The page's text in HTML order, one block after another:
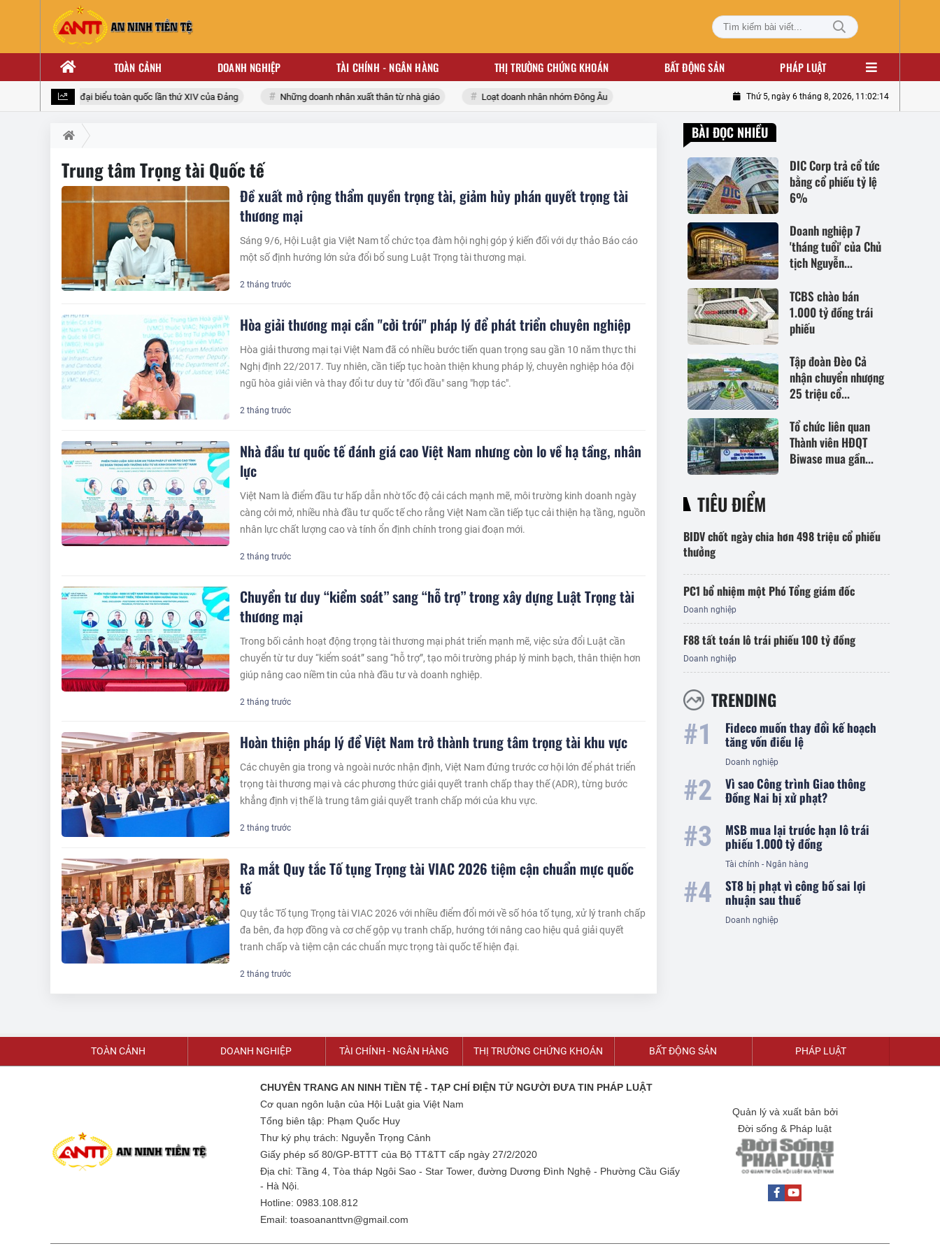
TOÀN CẢNH DOANH NGHIỆP TÀI CHÍNH - NGÂN HÀNG THỊ TRƯỜNG CHỨNG KHOÁN BẤT ĐỘNG SẢN PHÁP LUẬT
Hướng tới Đại hội đại biểu toàn quốc lần thứ XIV của Đảng Những doanh nhân xuất thân từ nhà giáo Loạt doanh nhân nhóm Đông Âu Thứ 5, ngày 6 tháng 8, 2026, 11:02:14
Trung tâm Trọng tài Quốc tế
Đề xuất mở rộng thẩm quyền trọng tài, giảm hủy phán quyết trọng tài
thương mại
2 tháng trước
Sáng 9/6, Hội Luật gia Việt Nam tổ chức tọa đàm hội nghị góp ý kiến đối với dự thảo Báo cáo
một số định hướng lớn sửa đổi bổ sung Luật Trọng tài thương mại.
Hòa giải thương mại cần "cởi trói" pháp lý để phát triển chuyên nghiệp
2 tháng trước
Hòa giải thương mại tại Việt Nam đã có nhiều bước tiến quan trọng sau gần 10 năm thực thi
Nghị định 22/2017. Tuy nhiên, cần tiếp tục hoàn thiện khung pháp lý, chuyên nghiệp hóa đội
ngũ hòa giải viên và thay đổi tư duy từ "đối đầu" sang "hợp tác".
Nhà đầu tư quốc tế đánh giá cao Việt Nam nhưng còn lo về hạ tầng, nhân
lực
2 tháng trước
Việt Nam là điểm đầu tư hấp dẫn nhờ tốc độ cải cách mạnh mẽ, môi trường kinh doanh ngày
càng cởi mở, nhiều nhà đầu tư quốc tế cho rằng Việt Nam cần tiếp tục cải thiện hạ tầng, nguồn
nhân lực chất lượng cao và tính ổn định chính trong giai đoạn mới.
Chuyển tư duy “kiểm soát” sang “hỗ trợ” trong xây dựng Luật Trọng tài
thương mại
2 tháng trước
Trong bối cảnh hoạt động trọng tài thương mại phát triển mạnh mẽ, việc sửa đổi Luật cần
chuyển từ tư duy “kiểm soát” sang “hỗ trợ”, tạo môi trường pháp lý minh bạch, thân thiện hơn
giúp nâng cao niềm tin của nhà đầu tư và doanh nghiệp.
Hoàn thiện pháp lý để Việt Nam trở thành trung tâm trọng tài khu vực
2 tháng trước
Các chuyên gia trong và ngoài nước nhận định, Việt Nam đứng trước cơ hội lớn để phát triển
trọng tài thương mại và các phương thức giải quyết tranh chấp thay thế (ADR), từng bước
khẳng định vị thế là trung tâm giải quyết tranh chấp mới của khu vực.
Ra mắt Quy tắc Tố tụng Trọng tài VIAC 2026 tiệm cận chuẩn mực quốc
tế
2 tháng trước
Quy tắc Tố tụng Trọng tài VIAC 2026 với nhiều điểm đổi mới về số hóa tố tụng, xử lý tranh chấp
đa bên, đa hợp đồng và cơ chế gộp vụ tranh chấp, hướng tới nâng cao hiệu quả giải quyết
tranh chấp và tiệm cận các chuẩn mực trọng tài quốc tế hiện đại.
BÀI ĐỌC NHIỀU
DIC Corp trả cổ tức
bằng cổ phiếu tỷ lệ
6%
Doanh nghiệp 7
'tháng tuổi' của Chủ
tịch Nguyễn...
TCBS chào bán
1.000 tỷ đồng trái
phiếu
Tập đoàn Đèo Cả
nhận chuyển nhượng
25 triệu cổ...
Tổ chức liên quan
Thành viên HĐQT
Biwase mua gần...
TIÊU ĐIỂM
BIDV chốt ngày chia hơn 498 triệu cổ phiếu
thưởng
PC1 bổ nhiệm một Phó Tổng giám đốc
Doanh nghiệp
F88 tất toán lô trái phiếu 100 tỷ đồng
Doanh nghiệp
TRENDING
Fideco muốn thay đổi kế hoạch
tăng vốn điều lệ
Doanh nghiệp
Vì sao Công trình Giao thông
Đồng Nai bị xử phạt?
MSB mua lại trước hạn lô trái
phiếu 1.000 tỷ đồng
Tài chính - Ngân hàng
ST8 bị phạt vì công bố sai lợi
nhuận sau thuế
Doanh nghiệp
TOÀN CẢNH DOANH NGHIỆP TÀI CHÍNH - NGÂN HÀNG THỊ TRƯỜNG CHỨNG KHOÁN BẤT ĐỘNG SẢN PHÁP LUẬT
CHUYÊN TRANG AN NINH TIỀN TỆ - TẠP CHÍ ĐIỆN TỬ NGƯỜI ĐƯA TIN PHÁP LUẬT
Cơ quan ngôn luận của Hội Luật gia Việt Nam
Tổng biên tập: Phạm Quốc Huy
Thư ký phụ trách: Nguyễn Trọng Cảnh
Giấy phép số 80/GP-BTTT của Bộ TT&TT cấp ngày 27/2/2020
Địa chỉ: Tầng 4, Tòa tháp Ngôi Sao - Star Tower, đường Dương Đình Nghệ - Phường Cầu Giấy
- Hà Nội.
Hotline: 0983.108.812
Email: toasoananttvn@gmail.com
Quản lý và xuất bản bởi
Đời sống & Pháp luật